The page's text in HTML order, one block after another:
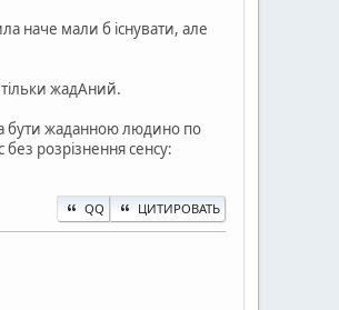
наче мали б існувати, але
жадАний.
бути жаданною людино по
розрізнення сенсу:
QQ ЦИТИРОВАТЬ